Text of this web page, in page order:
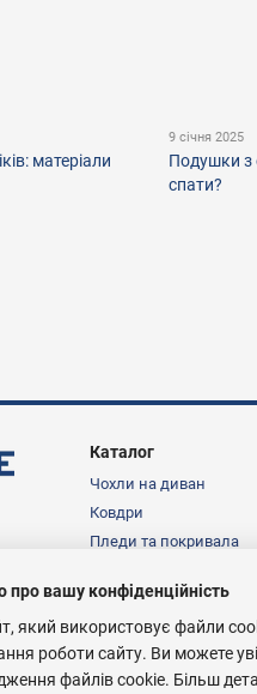
матеріали
9 січня 2025
Подушки з
спати?
1997-
Каталог
Чохли на диван
Ковдри
Пледи та покривала
Постільна білизна
вашу конфіденційність
який використовує файли
роботи сайту. Ви можете
файлів cookie. Більш